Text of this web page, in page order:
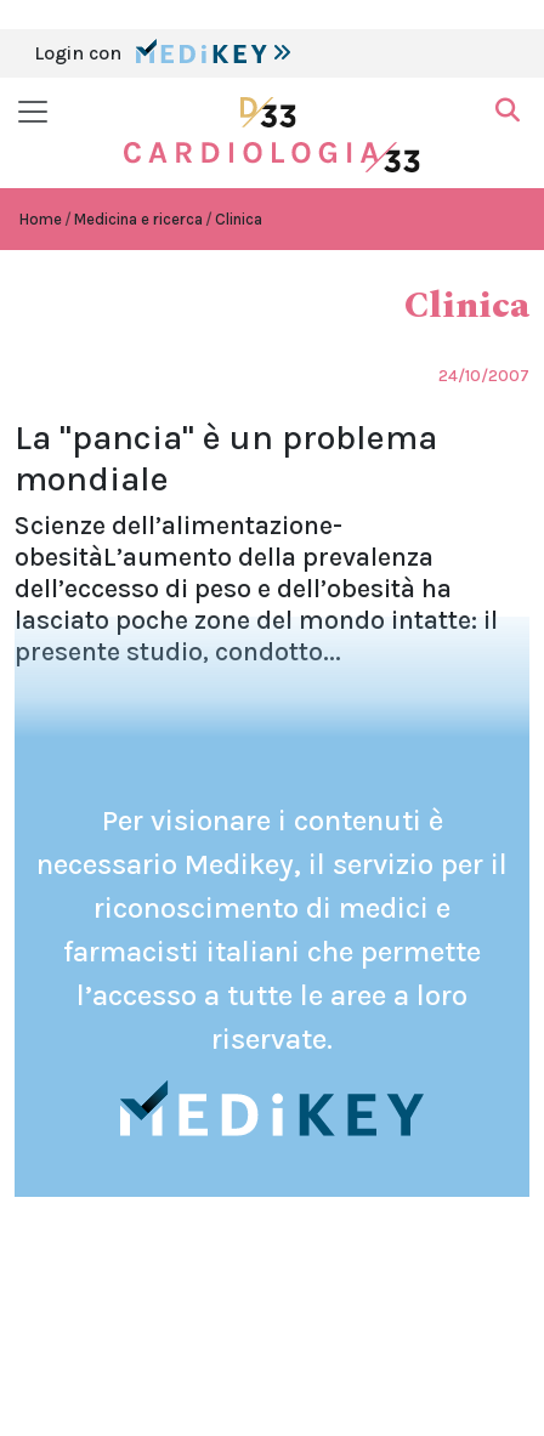
Login con
Home Medicina e ricerca Clinica
Clinica
24/10/2007
La "pancia" è un problema
mondiale
Scienze dell’alimentazione-
obesitàL’aumento della prevalenza
dell’eccesso di peso e dell’obesità ha
lasciato poche zone del mondo intatte: il
presente studio, condotto...
Per visionare i contenuti è
necessario Medikey, il servizio per il
riconoscimento di medici e
farmacisti italiani che permette
l’accesso a tutte le aree a loro
riservate.